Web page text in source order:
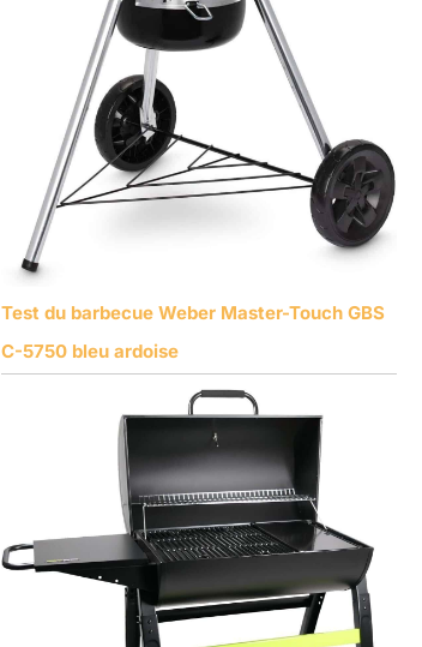
Test du barbecue Weber Master-Touch GBS
C-5750 bleu ardoise